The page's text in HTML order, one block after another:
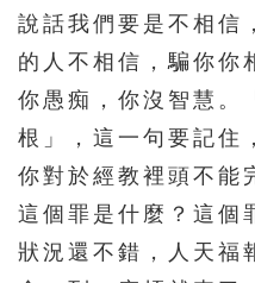
說話我們要是不相信
的人不相信，騙你你
你愚痴，你沒智慧。
根」，這一句要記住
你對於經教裡頭不能
這個罪是什麼？這個
狀況還不錯，人天福